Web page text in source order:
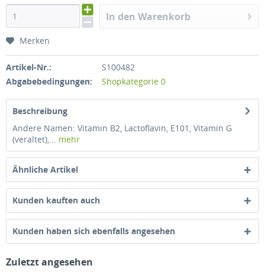
In den Warenkorb
Merken
Artikel-Nr.:
S100482
Abgabebedingungen:
Shopkategorie 0
Beschreibung
Andere Namen: Vitamin B2, Lactoflavin, E101, Vitamin G
(veraltet),... mehr
Ähnliche Artikel
Kunden kauften auch
Kunden haben sich ebenfalls angesehen
Zuletzt angesehen